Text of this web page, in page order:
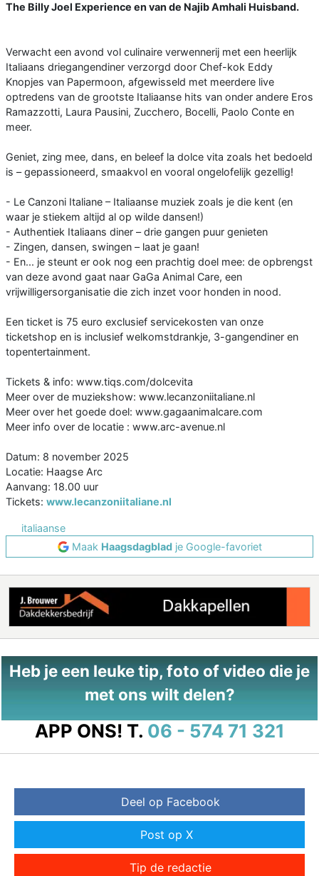
The Billy Joel Experience en van de Najib Amhali Huisband.
Verwacht een avond vol culinaire verwennerij met een heerlijk
Italiaans driegangendiner verzorgd door Chef-kok Eddy
Knopjes van Papermoon, afgewisseld met meerdere live
optredens van de grootste Italiaanse hits van onder andere Eros
Ramazzotti, Laura Pausini, Zucchero, Bocelli, Paolo Conte en
meer.
Geniet, zing mee, dans, en beleef la dolce vita zoals het bedoeld
is – gepassioneerd, smaakvol en vooral ongelofelijk gezellig!
- Le Canzoni Italiane – Italiaanse muziek zoals je die kent (en
waar je stiekem altijd al op wilde dansen!)
- Authentiek Italiaans diner – drie gangen puur genieten
- Zingen, dansen, swingen – laat je gaan!
- En... je steunt er ook nog een prachtig doel mee: de opbrengst
van deze avond gaat naar GaGa Animal Care, een
vrijwilligersorganisatie die zich inzet voor honden in nood.
Een ticket is 75 euro exclusief servicekosten van onze
ticketshop en is inclusief welkomstdrankje, 3-gangendiner en
topentertainment.
Tickets & info: www.tiqs.com/dolcevita
Meer over de muziekshow: www.lecanzoniitaliane.nl
Meer over het goede doel: www.gagaanimalcare.com
Meer info over de locatie : www.arc-avenue.nl
Datum: 8 november 2025
Locatie: Haagse Arc
Aanvang: 18.00 uur
Tickets: www.lecanzoniitaliane.nl
italiaanse
Maak Haagsdagbladje Google-favoriet
Heb je een leuke tip, foto of video die je
met ons wilt delen?
APP ONS! T. 06 - 574 71 321
Deel op Facebook
Post op X
Tip de redactie